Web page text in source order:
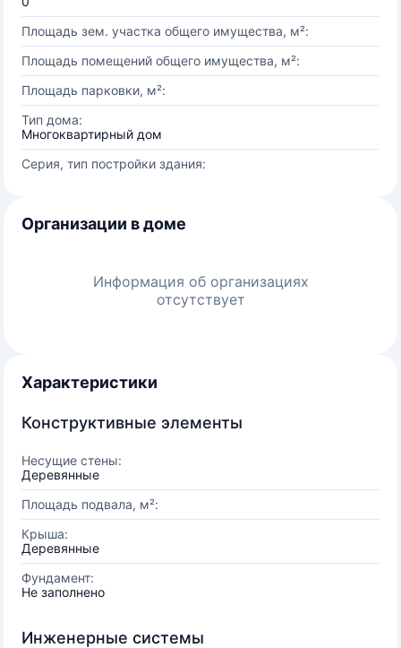
Площадь зем. участка общего имущества, м²:
Площадь помещений общего имущества, м²:
Площадь парковки, м²:
Тип дома:
Многоквартирный дом
Серия, тип постройки здания:
Организации в доме
Информация об организациях
отсутствует
Характеристики
Конструктивные элементы
Несущие стены:
Деревянные
Площадь подвала, м²:
Крыша:
Деревянные
Фундамент:
Не заполнено
Инженерные системы